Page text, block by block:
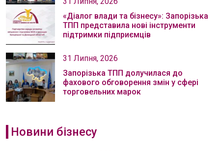
«Діалог влади та бізнесу»: Запорізька
ТПП представила нові інструменти
підтримки підприємців
31 Липня, 2026
Запорізька ТПП долучилася до
фахового обговорення змін у сфері
торговельних марок
Новини бізнесу